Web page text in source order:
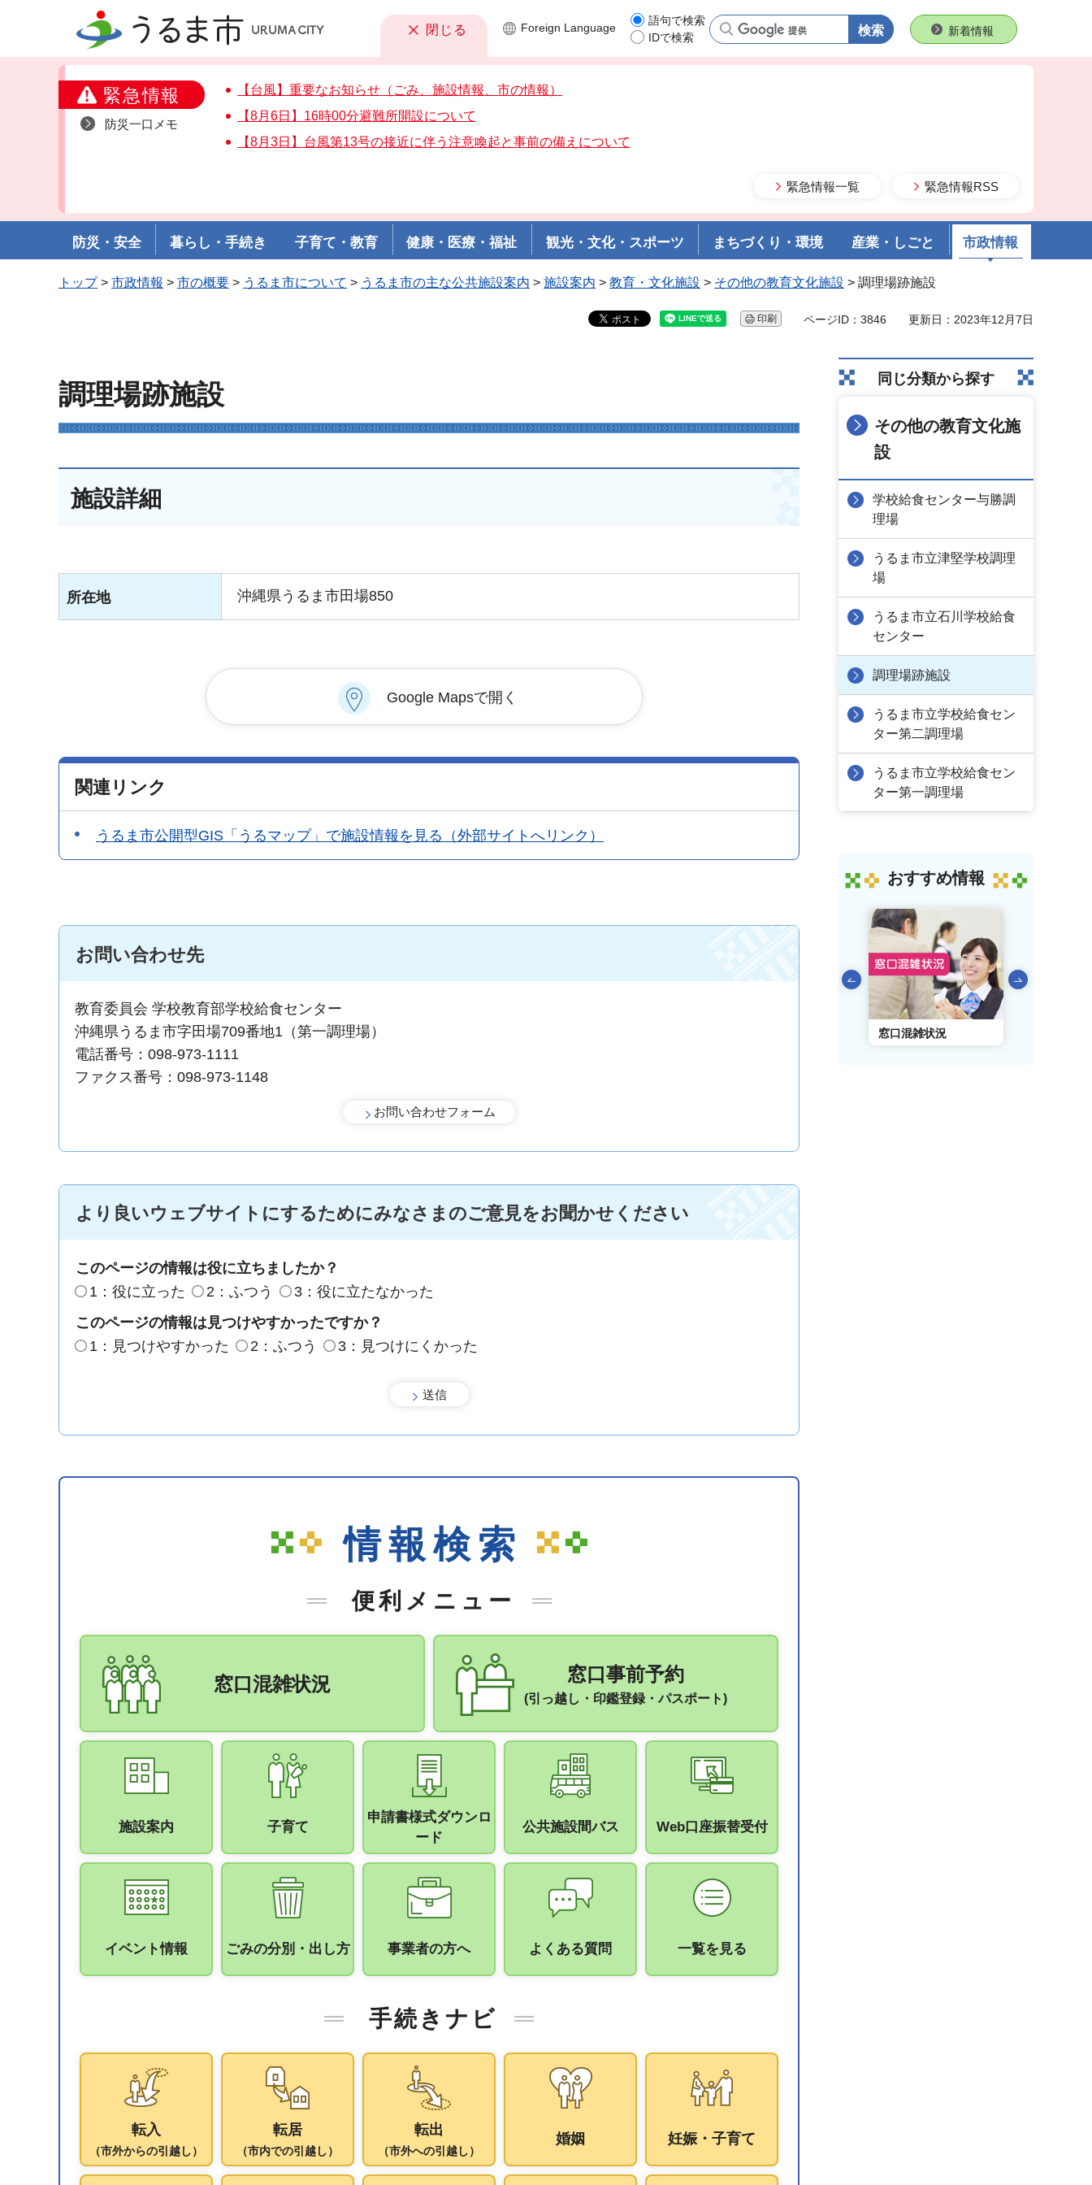
うるま市 閉じる
緊急情報
防災一口メモ
【台風】重要なお知らせ（ごみ、施設情報、市の情報）
【8月6日】16時00分避難所開設について
【8月3日】台風第13号の接近に伴う注意喚起と事前の備えについて
緊急情報一覧 緊急情報RSS
Foreign Language
語句で検索
IDで検索
語句で検索新着情報
防災・安全 暮らし・手続き 子育て・教育 健康・医療・福祉 観光・文化・スポーツ まちづくり・環境 産業・しごと 市政情報
トップ> 市政情報 > 市の概要 > うるま市について > うるま市の主な公共施設案内 > 施設案内 > 教育・文化施設 > その他の教育文化施設 > 調理場跡施設
印刷 ページID：3846 更新日：2023年12月7日
調理場跡施設
施設詳細
所在地 沖縄県うるま市田場850
Google Mapsで開く
関連リンク
うるま市公開型GIS「うるマップ」で施設情報を見る（外部サイトへリンク）
お問い合わせ先
教育委員会 学校教育部学校給食センター
沖縄県うるま市字田場709番地1（第一調理場）
電話番号：098-973-1111
ファクス番号：098-973-1148
より良いウェブサイトにするためにみなさまのご意見をお聞かせください
このページの情報は役に立ちましたか？
1：役に立った
2：ふつう
3：役に立たなかった
このページの情報は見つけやすかったですか？
1：見つけやすかった
2：ふつう 3：見つけにくかった
情報検索
便利メニュー
窓口混雑状況 窓口事前予約
(引っ越し・印鑑登録・パスポート)
施設案内 子育て
申請書様式ダウンロ
ード
公共施設間バス Web口座振替受付
イベント情報 ごみの分別・出し方 事業者の方へ よくある質問 一覧を見る
手続きナビ
転入
（市外からの引越し）
転居
（市内での引越し）
転出
（市外への引越し）
婚姻 妊娠・子育て
同じ分類から探す
その他の教育文化施
設
学校給食センター与勝調
理場
うるま市立津堅学校調理
場
うるま市立石川学校給食
センター
調理場跡施設
うるま市立学校給食セン
ター第二調理場
うるま市立学校給食セン
ター第一調理場
おすすめ情報
前のスライドを表示
窓口混雑状況